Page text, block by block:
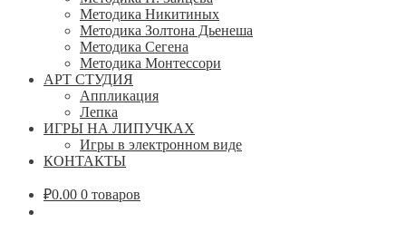
Методика Никитиных
Методика Золтона Дьенеша
Методика Сегена
Методика Монтессори
АРТ СТУДИЯ
Аппликация
Лепка
ИГРЫ НА ЛИПУЧКАХ
Игры в электронном виде
КОНТАКТЫ
₽0.00 0 товаров